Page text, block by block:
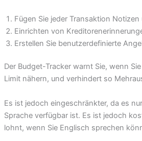
Fügen Sie jeder Transaktion
Einrichten von
Erstellen Sie benutzerdefinierte
Der Budget-Tracker warnt Sie, wenn
Limit nähern, und verhindert so
Es ist jedoch eingeschränkter, da es
Sprache verfügbar ist. Es ist jedoch
lohnt, wenn Sie Englisch sprechen